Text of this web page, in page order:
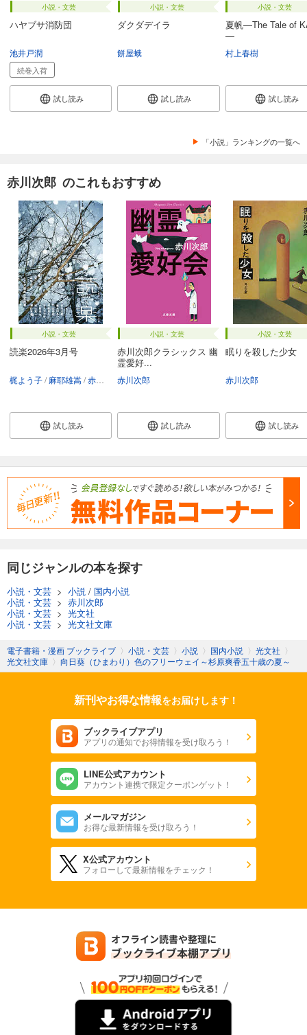
小説・文芸
ハヤブサ消防団
池井戸潤
続巻入荷
試し読み
小説・文芸
ダクダデイラ
餅屋蛾
試し読み
小説・文芸
夏帆―The Tale of
―
村上春樹
試し読み
「小説」ランキングの一覧へ
赤川次郎 のこれもおすすめ
小説・文芸
読楽2026年3月号
梶よう子 麻耶雄嵩 赤神諒 赤川次郎 坂井希久子 あさのあつこ
試し読み
小説・文芸
赤川次郎クラシックス 幽
霊愛好...
赤川次郎
試し読み
小説・文芸
眠りを殺した少女
赤川次郎
試し読み
同じジャンルの本を探す
小説・文芸 > 小説 / 国内小説
小説・文芸 > 赤川次郎
小説・文芸 > 光文社
小説・文芸 > 光文社文庫
電子書籍・漫画 ブックライブ 〉 小説・文芸 〉 小説 〉 国内小説 〉 光文社 〉
光文社文庫 〉 向日葵（ひまわり）色のフリーウェイ～杉原爽香五十歳の夏～
新刊やお得な情報をお届けします！
ブックライブアプリ
アプリの通知でお得情報を受け取ろう！
LINE公式アカウント
アカウント連携で限定クーポンゲット！
メールマガジン
お得な最新情報を受け取ろう！
X公式アカウント
フォローして最新情報をチェック！